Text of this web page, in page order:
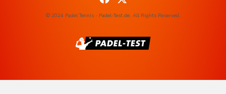
© 2024 Padel Tennis - Padel-Test.de. All Rights Reserved.